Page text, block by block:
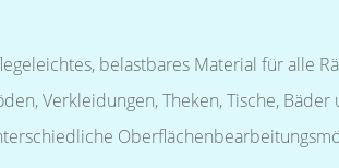
belastbares Material für alle
Verkleidungen, Theken, Tische, Bäder